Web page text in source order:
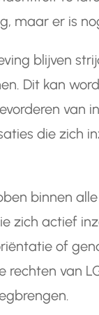
maar er is
blijven
Dit kan
van
die zich
binnen
zich actief
of
van